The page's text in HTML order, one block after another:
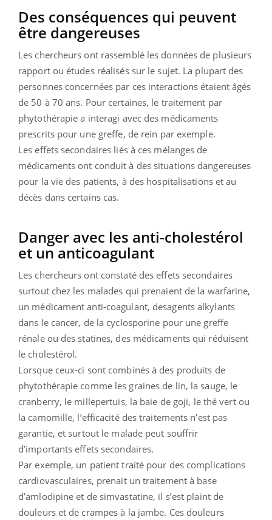
Des conséquences qui peuvent
être dangereuses
Les chercheurs ont rassemblé les données de plusieurs
rapport ou études réalisés sur le sujet. La plupart des
personnes concernées par ces interactions étaient âgés
de 50 à 70 ans. Pour certaines, le traitement par
phytothérapie a interagi avec des médicaments
prescrits pour une greffe, de rein par exemple.
Les effets secondaires liés à ces mélanges de
médicaments ont conduit à des situations dangereuses
pour la vie des patients, à des hospitalisations et au
décès dans certains cas.
Danger avec les anti-cholestérol
et un anticoagulant
Les chercheurs ont constaté des effets secondaires
surtout chez les malades qui prenaient de la warfarine,
un médicament anti-coagulant, desagents alkylants
dans le cancer, de la cyclosporine pour une greffe
rénale ou des statines, des médicaments qui réduisent
le cholestérol.
Lorsque ceux-ci sont combinés à des produits de
phytothérapie comme les graines de lin, la sauge, le
cranberry, le millepertuis, la baie de goji, le thé vert ou
la camomille, l’efficacité des traitements n’est pas
garantie, et surtout le malade peut souffrir
d’importants effets secondaires.
Par exemple, un patient traité pour des complications
cardiovasculaires, prenait un traitement à base
d’amlodipine et de simvastatine, il s’est plaint de
douleurs et de crampes à la jambe. Ces douleurs